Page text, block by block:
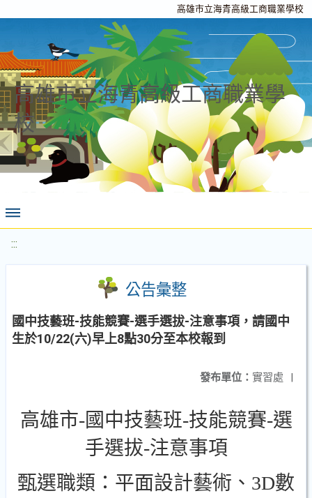
高雄市立海青高級工商職業學校
高雄市立海青高級工商職業學
校
:::
公告彙整
國中技藝班-技能競賽-選手選拔-注意事項，請國中
生於10/22(六)早上8點30分至本校報到
發布單位： 實習處 |
高雄市-國中技藝班-技能競賽-選
手選拔-注意事項
甄選職類：平面設計藝術、3D數